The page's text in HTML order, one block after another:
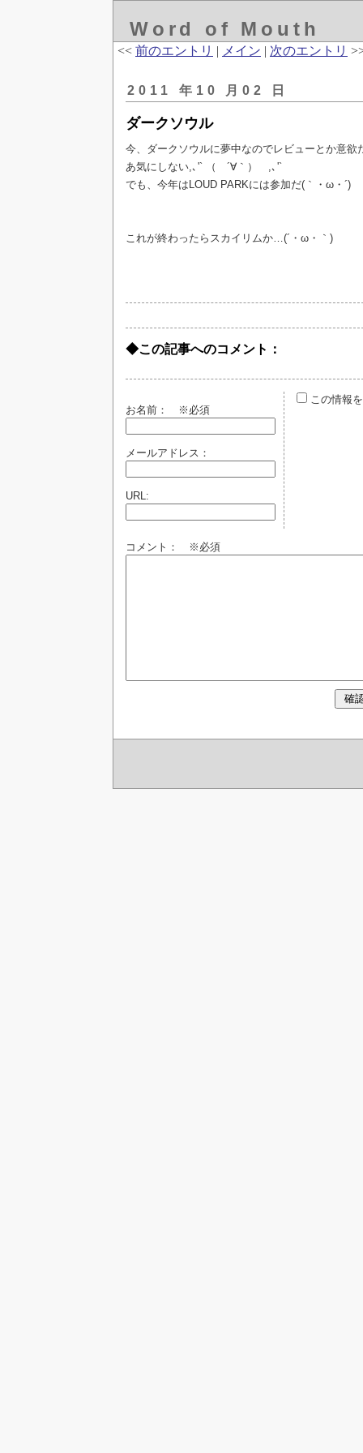
Word of Mouth
<< 前のエントリ | メイン | 次のエントリ
2011 年10 月02 日
ダークソウル
今、ダークソウルに夢中なのでレビューとか意
あ気にしない,､'` （ ´∀｀） ,､'`
でも、今年はLOUD PARKには参加だ(｀・ω・´)
これが終わったらスカイリムか…(´・ω・｀)
◆この記事へのコメント：
お名前： ※必須
メールアドレス：
URL:
この情報
コメント： ※必須